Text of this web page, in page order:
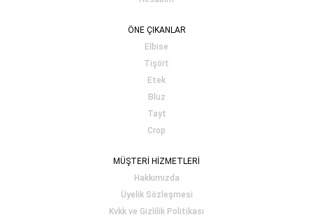
ÖNE ÇIKANLAR
Elbise
Tişört
Etek
Bluz
Tayt
Crop
MÜŞTERİ HİZMETLERİ
Hakkımızda
Üyelik Sözleşmesi
Kvkk ve Gizlilik Politikası